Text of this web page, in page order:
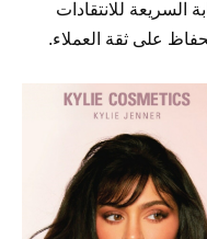
السريعة للانتقادات
على ثقة العملاء.